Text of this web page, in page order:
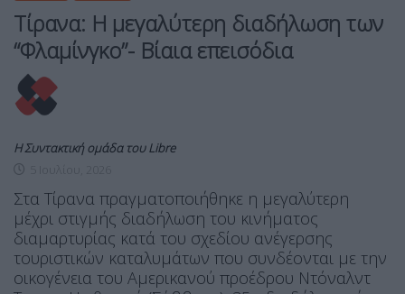
Τίρανα: Η μεγαλύτερη διαδήλωση των
“Φλαμίνγκο”- Βίαια επεισόδια
Η Συντακτική ομάδα του Libre
Στα Τίρανα πραγματοποιήθηκε η μεγαλύτερη
μέχρι στιγμής διαδήλωση του κινήματος
διαμαρτυρίας κατά του σχεδίου ανέγερσης
τουριστικών καταλυμάτων που συνδέονται με την
οικογένεια του Αμερικανού προέδρου Ντόναλντ